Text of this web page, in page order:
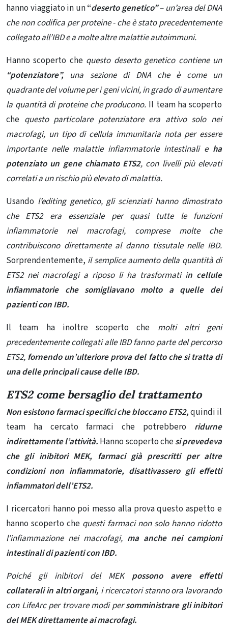
hanno viaggiato in un“deserto genetico”– un’area del DNA
che non codifica per proteine ​​- che è stato precedentemente
collegato all’IBD e a molte altre malattie autoimmuni.
Hanno scoperto che questo deserto genetico contiene un
“potenziatore”, una sezione di DNA che è come un
quadrante del volume per i geni vicini, in grado di aumentare
la quantità di proteine ​​che producono. Il team ha scoperto
che questo particolare potenziatore era attivo solo nei
macrofagi, un tipo di cellula immunitaria nota per essere
importante nelle malattie infiammatorie intestinali eha
potenziato un gene chiamato ETS2, con livelli più elevati
correlati a un rischio più elevato di malattia.
Usando l’editing genetico, gli scienziati hanno dimostrato
che ETS2 era essenziale per quasi tutte le funzioni
infiammatorie nei macrofagi, comprese molte che
contribuiscono direttamente al danno tissutale nelle IBD.
Sorprendentemente, il semplice aumento della quantità di
ETS2 nei macrofagi a riposo li ha trasformati in cellule
infiammatorie che somigliavano molto a quelle dei
pazienti con IBD.
Il team ha inoltre scoperto che molti altri geni
precedentemente collegati alle IBD fanno parte del percorso
ETS2, fornendo un’ulteriore prova del fatto che si tratta di
una delle principali cause delle IBD.
ETS2 come bersaglio del trattamento
Non esistono farmaci specifici che bloccano ETS2,quindi il
team ha cercato farmaci che potrebbero ridurne
indirettamente l’attività. Hanno scoperto chesi prevedeva
che gli inibitori MEK, farmaci già prescritti per altre
condizioni non infiammatorie, disattivassero gli effetti
infiammatori dell’ETS2.
I ricercatori hanno poi messo alla prova questo aspetto e
hanno scoperto che questi farmaci non solo hanno ridotto
l’infiammazione nei macrofagi, ma anche nei campioni
intestinali di pazienti con IBD.
Poiché gli inibitori del MEK possono avere effetti
collaterali in altri organi, i ricercatori stanno ora lavorando
con LifeArc per trovare modi persomministrare gli inibitori
del MEK direttamente ai macrofagi.